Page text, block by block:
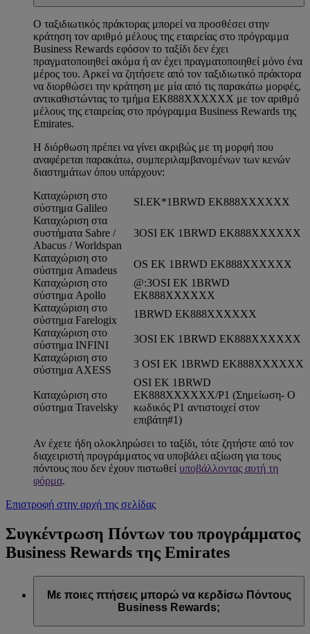
Ο ταξιδιωτικός πράκτορας μπορεί να προσθέσει στην
κράτηση τον αριθμό μέλους της εταιρείας στο πρόγραμμα
Business Rewards εφόσον το ταξίδι δεν έχει
πραγματοποιηθεί ακόμα ή αν έχει πραγματοποιηθεί μόνο ένα
μέρος του. Αρκεί να ζητήσετε από τον ταξιδιωτικό πράκτορα
να διορθώσει την κράτηση με μία από τις παρακάτω μορφές,
αντικαθιστώντας το τμήμα EK888XXXXXX με τον αριθμό
μέλους της εταιρείας στο πρόγραμμα Business Rewards της
Emirates.
Η διόρθωση πρέπει να γίνει ακριβώς με τη μορφή που
αναφέρεται παρακάτω, συμπεριλαμβανομένων των κενών
διαστημάτων όπου υπάρχουν:
Καταχώριση στο
σύστημα Galileo
SI.EK*1BRWD EK888XXXXXX
Καταχώριση στα
συστήματα Sabre /
Abacus / Worldspan
3OSI EK 1BRWD EK888XXXXXX
Καταχώριση στο
σύστημα Amadeus
OS EK 1BRWD EK888XXXXXX
Καταχώριση στο
σύστημα Apollo
@:3OSI EK 1BRWD
EK888XXXXXX
Καταχώριση στο
σύστημα Farelogix
1BRWD EK888XXXXXX
Καταχώριση στο
σύστημα INFINI
3OSI EK 1BRWD EK888XXXXXX
Καταχώριση στο
σύστημα AXESS
3 OSI EK 1BRWD EK888XXXXXX
Καταχώριση στο
σύστημα Travelsky
OSI EK 1BRWD
EK888XXXXXX/P1 (Σημείωση- Ο
κωδικός P1 αντιστοιχεί στον
επιβάτη#1)
Αν έχετε ήδη ολοκληρώσει το ταξίδι, τότε ζητήστε από τον
διαχειριστή προγράμματος να υποβάλει αξίωση για τους
πόντους που δεν έχουν πιστωθεί υποβάλλοντας αυτή τη
φόρμα.
Επιστροφή στην αρχή της σελίδας
Συγκέντρωση Πόντων του προγράμματος
Business Rewards της Emirates
Με ποιες πτήσεις μπορώ να κερδίσω Πόντους
Business Rewards;